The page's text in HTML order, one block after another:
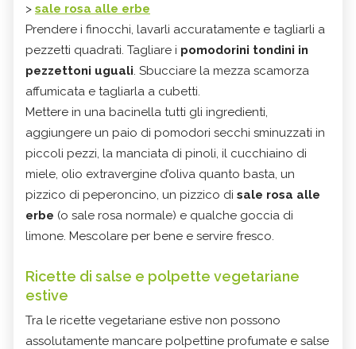
> sale rosa alle erbe
Prendere i finocchi, lavarli accuratamente e tagliarli a
pezzetti quadrati. Tagliare i pomodorini tondini in
pezzettoni uguali. Sbucciare la mezza scamorza
affumicata e tagliarla a cubetti.
Mettere in una bacinella tutti gli ingredienti,
aggiungere un paio di pomodori secchi sminuzzati in
piccoli pezzi, la manciata di pinoli, il cucchiaino di
miele, olio extravergine d’oliva quanto basta, un
pizzico di peperoncino, un pizzico di sale rosa alle
erbe (o sale rosa normale) e qualche goccia di
limone. Mescolare per bene e servire fresco.
Ricette di salse e polpette vegetariane
estive
Tra le ricette vegetariane estive non possono
assolutamente mancare polpettine profumate e salse